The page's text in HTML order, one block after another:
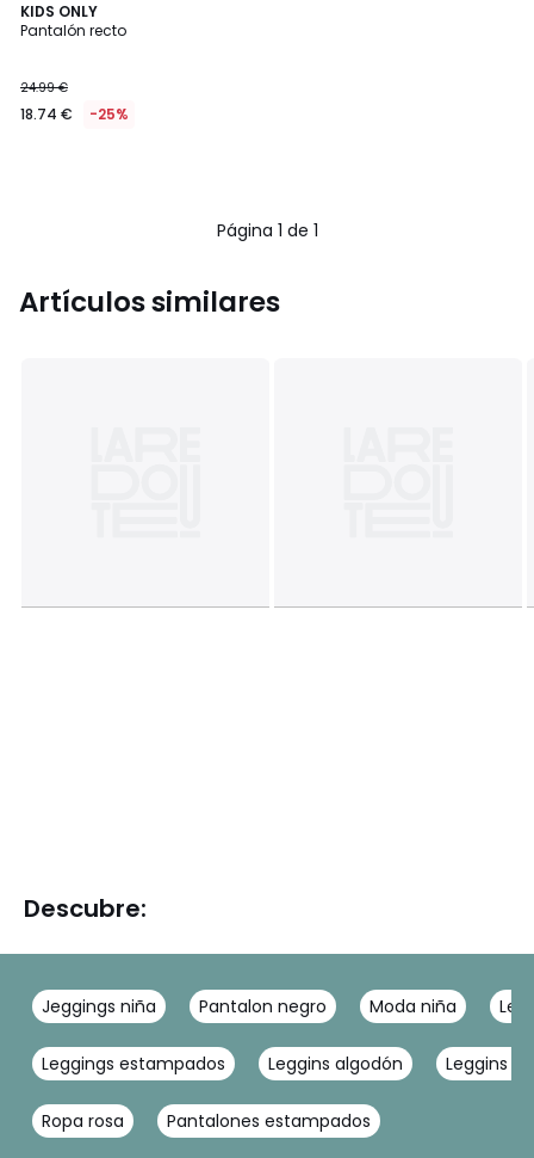
KIDS ONLY
Pantalón recto
24.99 €
18.74 € -25%
Página 1 de 1
Artículos similares
Descubre:
Jeggings niña Pantalon negro Moda niña
Leggings estampados Leggins algodón Leggins
Ropa rosa Pantalones estampados